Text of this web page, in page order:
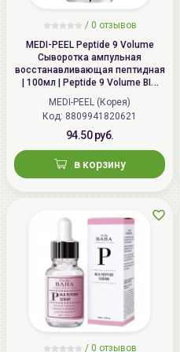
/ 0 отзывов
MEDI-PEEL Peptide 9 Volume
Сыворотка ампульная
восстанавливающая пептидная
| 100мл | Peptide 9 Volume BIO
TOX Ampoule Pro
MEDI-PEEL (Корея)
Код: 8809941820621
94.50 руб.
в корзину
/ 0 отзывов